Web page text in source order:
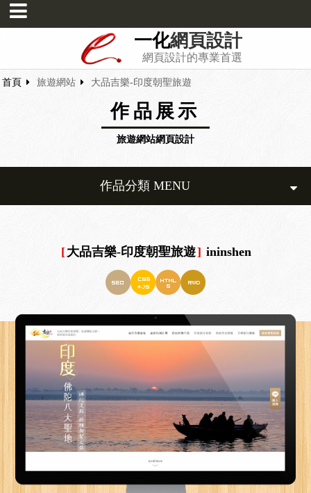
一化網頁設計
網頁設計的專業首選
首頁 旅遊網站 大品吉樂-印度朝聖旅遊
作品展示
旅遊網站網頁設計
作品分類 MENU
[大品吉樂-印度朝聖旅遊] ininshen